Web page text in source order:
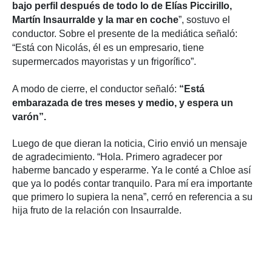
bajo perfil después de todo lo de Elías Piccirillo,
Martín Insaurralde y la mar en coche”, sostuvo el
conductor. Sobre el presente de la mediática señaló:
“Está con Nicolás, él es un empresario, tiene
supermercados mayoristas y un frigorífico”.
A modo de cierre, el conductor señaló: “Está
embarazada de tres meses y medio, y espera un
varón”.
Luego de que dieran la noticia, Cirio envió un mensaje
de agradecimiento. “Hola. Primero agradecer por
haberme bancado y esperarme. Ya le conté a Chloe así
que ya lo podés contar tranquilo. Para mí era importante
que primero lo supiera la nena”, cerró en referencia a su
hija fruto de la relación con Insaurralde.